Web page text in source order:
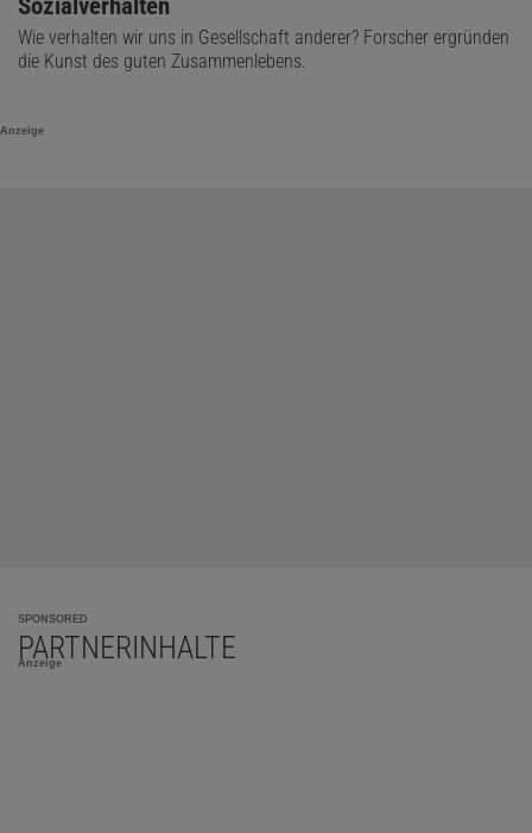
Sozialverhalten
Wie verhalten wir uns in Gesellschaft anderer? Forscher ergründen
die Kunst des guten Zusammenlebens.
Anzeige
SPONSORED
PARTNERINHALTE
Anzeige